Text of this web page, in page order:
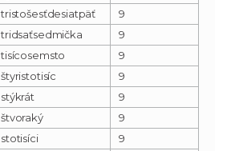
tristošesťdesiatpäť
9
tridsaťsedmička
9
tisícosemsto
9
štyristotisíc
9
stýkrát
9
štvoraký
9
stotisíci
9